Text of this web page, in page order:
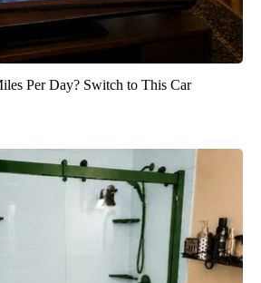
Per Day? Switch to This Car